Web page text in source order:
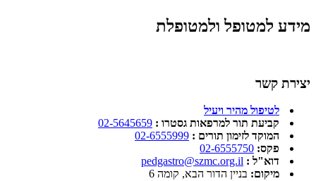
מידע למטופל ולמטופלת
יצירת קשר
לטיפול מהיר ויעיל
קביעת תור למרפאות גסטרו : 02-5645659
המוקד לזימון תורים : 02-6555999
פקס: 02-6555750
דוא"ל : pedgastro@szmc.org.il
מיקום: בניין הדור הבא, קומה 6